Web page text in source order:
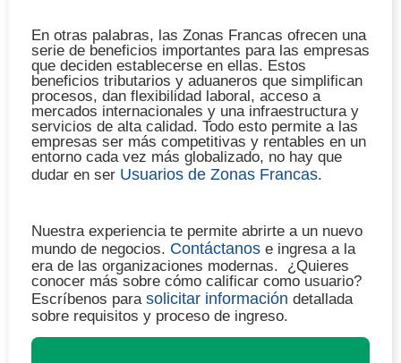
En otras palabras, las Zonas Francas ofrecen una
serie de beneficios importantes para las empresas
que deciden establecerse en ellas. Estos
beneficios tributarios y aduaneros que simplifican
procesos, dan flexibilidad laboral, acceso a
mercados internacionales y una infraestructura y
servicios de alta calidad. Todo esto permite a las
empresas ser más competitivas y rentables en un
entorno cada vez más globalizado, no hay que
dudar en ser Usuarios de Zonas Francas.
Nuestra experiencia te permite abrirte a un nuevo
mundo de negocios. Contáctanos e ingresa a la
era de las organizaciones modernas. ¿Quieres
conocer más sobre cómo calificar como usuario?
Escríbenos para solicitar información detallada
sobre requisitos y proceso de ingreso.